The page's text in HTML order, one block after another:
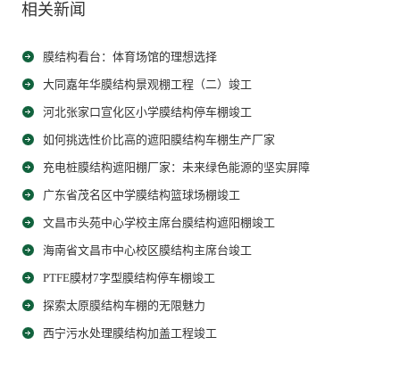
相关新闻
膜结构看台：体育场馆的理想选择
大同嘉年华膜结构景观棚工程（二）竣工
河北张家口宣化区小学膜结构停车棚竣工
如何挑选性价比高的遮阳膜结构车棚生产厂家
充电桩膜结构遮阳棚厂家：未来绿色能源的坚实屏障
广东省茂名区中学膜结构篮球场棚竣工
文昌市头苑中心学校主席台膜结构遮阳棚竣工
海南省文昌市中心校区膜结构主席台竣工
PTFE膜材7字型膜结构停车棚竣工
探索太原膜结构车棚的无限魅力
西宁污水处理膜结构加盖工程竣工